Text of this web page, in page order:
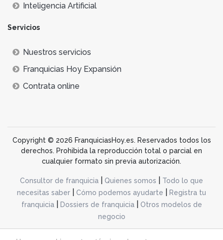
Inteligencia Artificial
Servicios
Nuestros servicios
Franquicias Hoy Expansión
Contrata online
Copyright © 2026 FranquiciasHoy.es. Reservados todos los
derechos. Prohibida la reproducción total o parcial en
cualquier formato sin previa autorización.
Consultor de franquicia Quienes somos
Todo lo que
necesitas saber
Cómo podemos ayudarte
Registra tu
franquicia| Dossiers de franquicia|
Otros modelos de
negocio